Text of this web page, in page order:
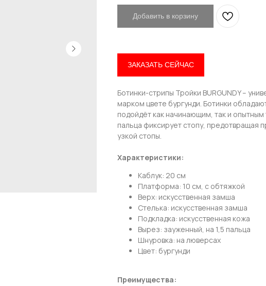
Привет! Дарим тебе -10% на первую покупку!
Подпишись на нашу рассылку
...и узнавай об акциях первой!
Добавить в корзину
ЗАКАЗАТЬ СЕЙЧАС
Ботинки-стрипы Тройки BURGUNDY –
марком цвете бургунди. Ботинки
подойдёт как начинающим, так и
пальца фиксирует стопу, предотвращая
узкой стопы.
Характеристики:
Каблук: 20 см
Платформа: 10 см, с обтяжкой
Верх: искусственная замша
Стелька: искусственная замша
Подкладка: искусственная кожа
Вырез: зауженный, на 1,5 пальца
Шнуровка: на люверсах
Цвет: бургунди
Преимущества: